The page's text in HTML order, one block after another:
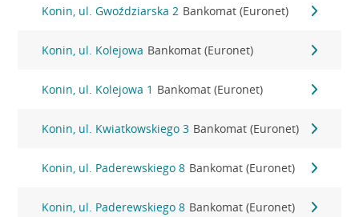
Konin, ul. Gwoździarska 2 Bankomat (Euronet)
Konin, ul. Kolejowa Bankomat (Euronet)
Konin, ul. Kolejowa 1 Bankomat (Euronet)
Konin, ul. Kwiatkowskiego 3 Bankomat (Euronet)
Konin, ul. Paderewskiego 8 Bankomat (Euronet)
Konin, ul. Paderewskiego 8 Bankomat (Euronet)